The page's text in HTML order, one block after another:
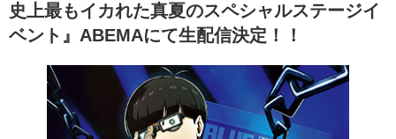
史上最もイカれた真夏のスペシャルステージイ
ベント』ABEMAにて生配信決定！！